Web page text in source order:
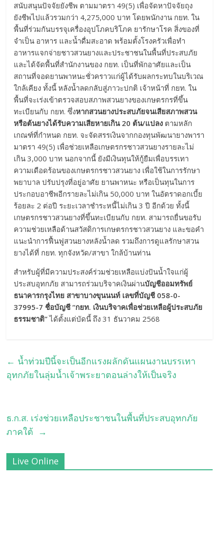
สนับสนุนปัจจัยยังชีพ ตามมาตรา 49(5) เพื่อจัดหาปัจจัยถุง
ยังชีพไปแล้วรวมกว่า 4,275,000 บาท โดยพนักงาน กยท. ใน
พื้นที่ร่วมกันบรรจุเครื่องอุปโภคบริโภค ยารักษาโรค สิ่งของที่
จำเป็น อาหาร และน้ำดื่มสะอาด พร้อมตั้งโรงครัวเพื่อทำ
อาหารแจกจ่ายชาวสวนยางและประชาชนในพื้นที่ประสบภัย
และได้จัดพื้นที่สำนักงานของ กยท. เป็นที่พักอาศัยและเป็น
สถานที่จอดยานพาหนะชั่วคราวแก่ผู้ได้รับผลกระทบในบริเวณ
ใกล้เคียง ทั้งนี้ หลังน้ำลดกลับสู่ภาวะปกติ เจ้าหน้าที่ กยท. ใน
พื้นที่จะเร่งเข้าตรวจสอบสภาพสวนยางของเกษตรกรที่ขึ้น
ทะเบียนกับ กยท. ซึ่งหากสวนยางประสบภัยจนเสียสภาพสวน
หรือต้นยางได้รับความเสียหายเกิน 20 ต้น/แปลง ตามหลัก
เกณฑ์ที่กำหนด กยท. จะจัดสรรเงินจากกองทุนพัฒนายางพารา
มาตรา 49(5) เพื่อช่วยเหลือเกษตรกรชาวสวนยางรายละไม่
เกิน 3,000 บาท นอกจากนี้ ยังมีเงินทุนให้กู้ยืมเพื่อบรรเทา
ความเดือดร้อนของเกษตรกรชาวสวนยาง เพื่อใช้ในการรักษา
พยาบาล ปรับปรุงที่อยู่อาศัย ยานพาหนะ หรือเป็นทุนในการ
ประกอบอาชีพอีกรายละไม่เกิน 50,000 บาท ในอัตราดอกเบี้ย
ร้อยละ 2 ต่อปี ระยะเวลาชำระหนี้ไม่เกิน 3 ปี อีกด้วย ทั้งนี้
เกษตรกรชาวสวนยางที่ขึ้นทะเบียนกับ กยท. สามารถยื่นขอรับ
ความช่วยเหลือด้านสวัสดิการเกษตรกรชาวสวนยาง และขอคำ
แนะนำการฟื้นฟูสวนยางหลังน้ำลด รวมถึงการดูแลรักษาสวน
ยางได้ที่ กยท. ทุกจังหวัด/สาขา ใกล้บ้านท่าน
สำหรับผู้ที่มีความประสงค์ร่วมช่วยเหลือแบ่งปันน้ำใจแก่ผู้
ประสบอุทกภัย สามารถร่วมบริจาคเงินผ่านบัญชีออมทรัพย์
ธนาคารกรุงไทย สาขาบางขุนนนท์ เลขที่บัญชี 058-0-
37995-7 ชื่อบัญชี“กยท. เงินบริจาคเพื่อช่วยเหลือผู้ประสบภัย
ธรรมชาติ”ได้ตั้งแต่บัดนี้ ถึง 31 ธันวาคม 2568
← น้ำท่วมปีนี้จะเป็นอีกแรงผลักดันแผนงานบรรเทา
อุทกภัยในลุ่มน้ำเจ้าพระยาตอนล่างให้เป็นจริง
ธ.ก.ส. เร่งช่วยเหลือประชาชนในพื้นที่ประสบอุทกภัย
ภาคใต้ →
Live Online